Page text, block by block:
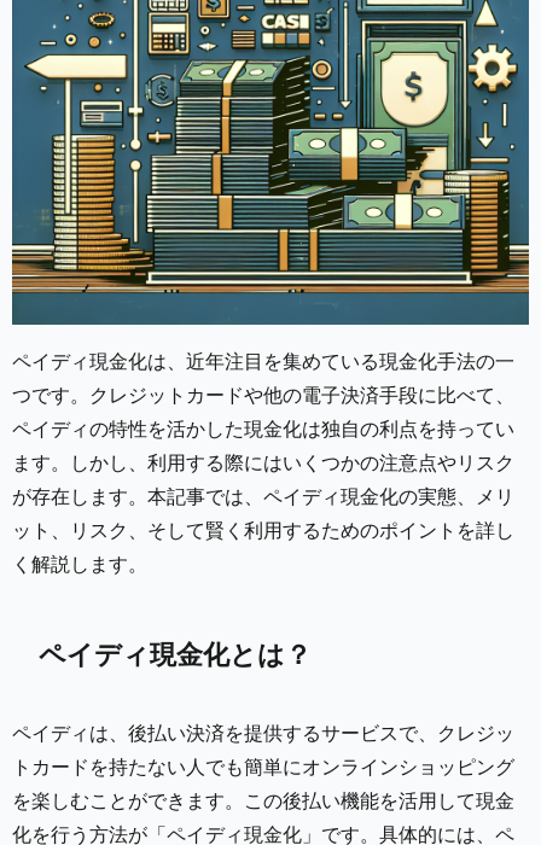
ペイディ現金化は、近年注目を集めている現金化手法の一
つです。クレジットカードや他の電子決済手段に比べて、
ペイディの特性を活かした現金化は独自の利点を持ってい
ます。しかし、利用する際にはいくつかの注意点やリスク
が存在します。本記事では、ペイディ現金化の実態、メリ
ット、リスク、そして賢く利用するためのポイントを詳し
く解説します。
ペイディ現金化とは？
ペイディは、後払い決済を提供するサービスで、クレジッ
トカードを持たない人でも簡単にオンラインショッピング
を楽しむことができます。この後払い機能を活用して現金
化を行う方法が「ペイディ現金化」です。具体的には、ペ